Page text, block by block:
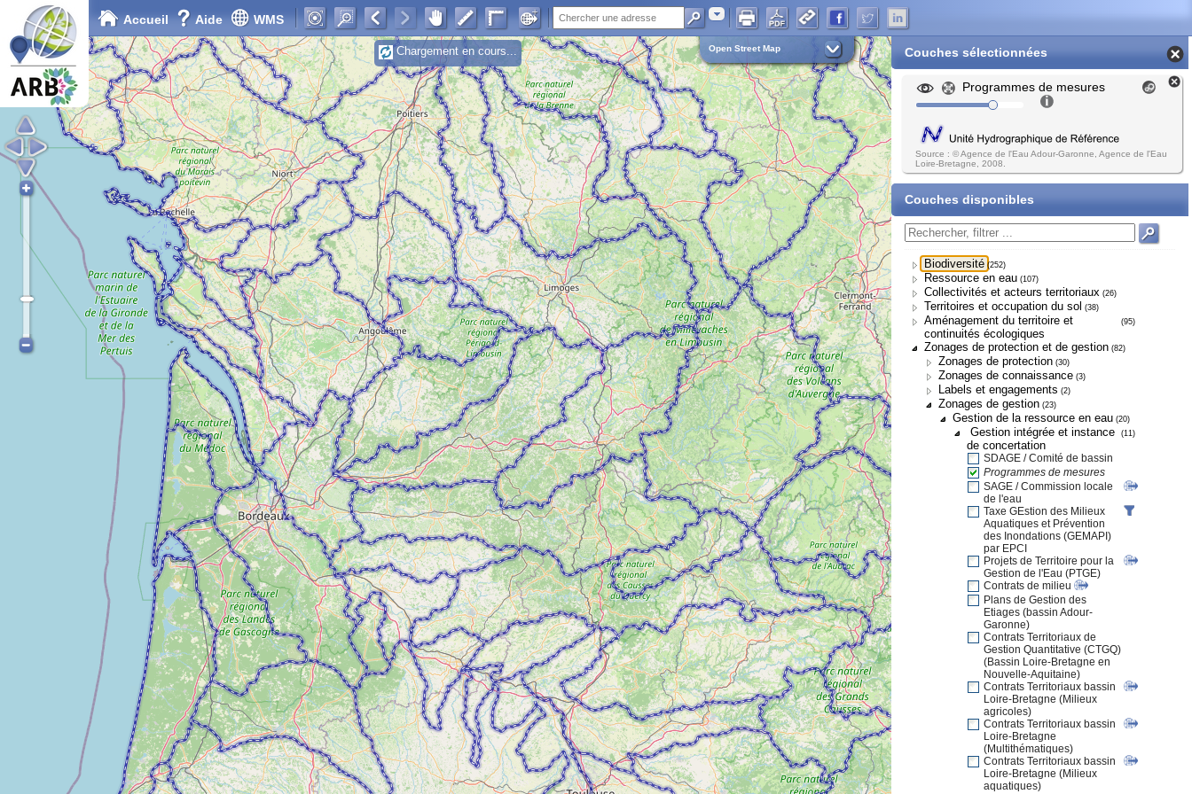
Accueil Aide WMS Adresse
Chargement en cours... Open Street Map Couches sélectionnées
Programmes de mesures
Source : © Agence de l'Eau Adour-Garonne, Agence de l'Eau
Loire-Bretagne, 2008.
Couches disponibles
Biodiversité (252)
Ressource en eau (107)
Collectivités et acteurs territoriaux (26)
Territoires et occupation du sol (38)
Aménagement du territoire et
continuités écologiques
(95)
Zonages de protection et de gestion (82)
Zonages de protection (30)
Zonages de connaissance (3)
Labels et engagements (2)
Zonages de gestion (23)
Gestion de la ressource en eau (20)
Gestion intégrée et instance
de concertation
(11)
SDAGE / Comité de bassin
Programmes de mesures
SAGE / Commission locale
de l'eau
Taxe GEstion des Milieux
Aquatiques et Prévention
des Inondations (GEMAPI)
par EPCI
Projets de Territoire pour la
Gestion de l'Eau (PTGE)
Contrats de milieu
Plans de Gestion des
Etiages (bassin Adour-
Garonne)
Contrats Territoriaux de
Gestion Quantitative (CTGQ)
(Bassin Loire-Bretagne en
Nouvelle-Aquitaine)
Contrats Territoriaux bassin
Loire-Bretagne (Milieux
agricoles)
Contrats Territoriaux bassin
Loire-Bretagne
(Multithématiques)
Contrats Territoriaux bassin
Loire-Bretagne (Milieux
aquatiques)